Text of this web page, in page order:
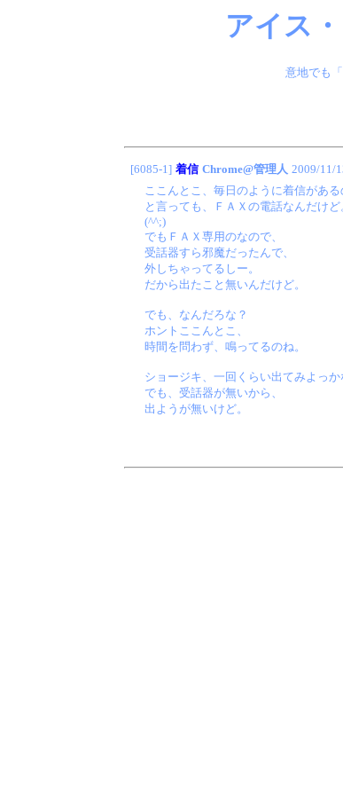
アイス
意地でも
[6085-1] 着信 Chrome@管理人 2009/11/
ここんとこ、毎日のように着信がある
と言っても、ＦＡＸの電話なんだけど
(^^;)
でもＦＡＸ専用のなので、
受話器すら邪魔だったんで、
外しちゃってるしー。
だから出たこと無いんだけど。
でも、なんだろな？
ホントここんとこ、
時間を問わず、鳴ってるのね。
ショージキ、一回くらい出てみよっか
でも、受話器が無いから、
出ようが無いけど。